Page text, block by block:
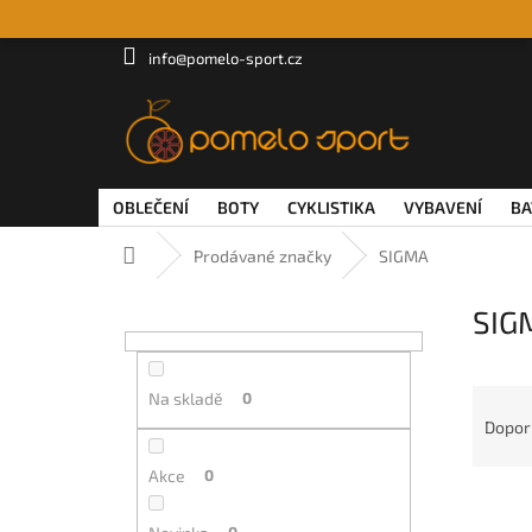
info@pomelo-sport.cz
OBLEČENÍ BOTY CYKLISTIKA VYBAVENÍ
Domů Prodávané značky SIGMA
Na skladě 0
Akce 0